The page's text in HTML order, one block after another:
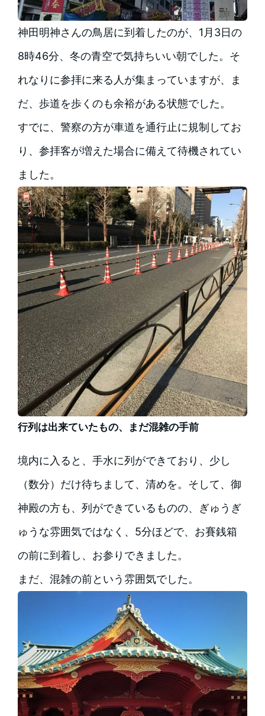
神田明神さんの鳥居に到着したのが、1月3日の
8時46分、冬の青空で気持ちいい朝でした。そ
れなりに参拝に来る人が集まっていますが、ま
だ、歩道を歩くのも余裕がある状態でした。
すでに、警察の方が車道を通行止に規制してお
り、参拝客が増えた場合に備えて待機されてい
ました。
行列は出来ていたもの、まだ混雑の手前
境内に入ると、手水に列ができており、少し
（数分）だけ待ちまして、清めを。そして、御
神殿の方も、列ができているものの、ぎゅうぎ
ゅうな雰囲気ではなく、5分ほどで、お賽銭箱
の前に到着し、お参りできました。
まだ、混雑の前という雰囲気でした。